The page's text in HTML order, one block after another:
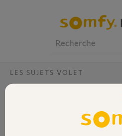
Volet
LES SUJETS VOLET
Changement moteur
Je